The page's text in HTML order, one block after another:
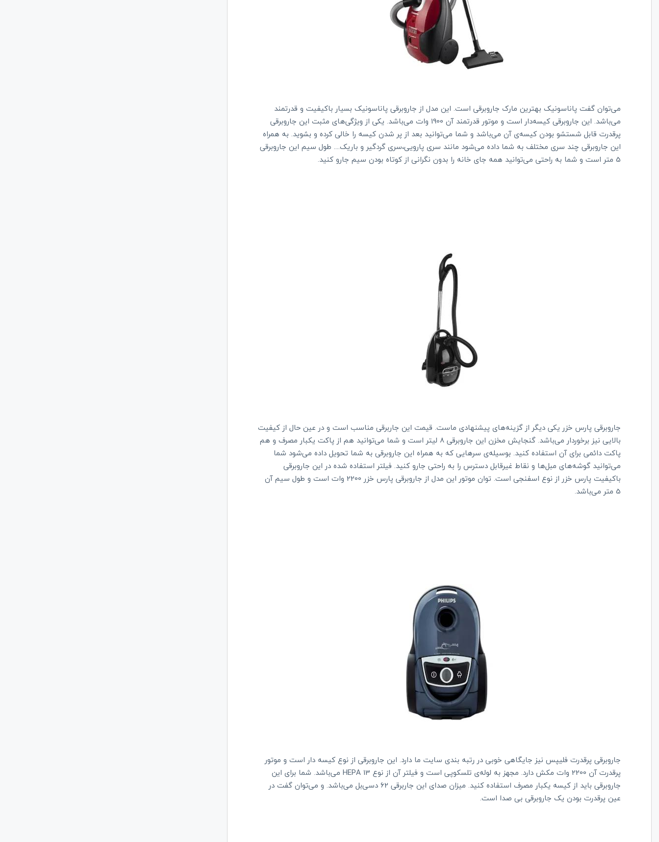
می‌توان گفت پاناسونیک بهترین مارک جاروبرقی است. این مدل از جاروبرقی پاناسونیک بسیار باکیفیت و قدرتمند
می‌باشد. این جاروبرقی کیسه‌دار است و موتور قدرتمند آن 1900 وات می‌باشد. یکی از ویژگی‌های مثبت این جاروبرقی
پرقدرت قابل شستشو بودن کیسه‌ی آن می‌باشد و شما می‌توانید بعد از پر شدن کیسه را خالی کرده و بشوید. به همراه
این جاروبرقی چند سری مختلف به شما داده می‌شود مانند سری پارویی،سری گردگیر و باریک.... طول سیم این جاروبرقی
5 متر است و شما به راحتی می‌توانید همه جای خانه را بدون نگرانی از کوتاه بودن سیم جارو کنید.
جاروبرقی پارس خزر یکی دیگر از گزینه‌های پیشنهادی ماست. قیمت این جاربرقی مناسب است و در عین حال از کیفیت
بالایی نیز برخوردار می‌باشد. گنجایش مخزن این جاروبرقی 8 لیتر است و شما می‌توانید هم از پاکت یکبار مصرف و هم
پاکت دائمی برای آن استفاده کنید. بوسیله‌ی سرهایی که به همراه این جاروبرقی به شما تحویل داده می‌شود شما
می‌توانید گوشه‌های مبل‌ها و نقاط غیرقابل دسترس را به راحتی جارو کنید. فیلتر استفاده شده در این جاروبرقی
باکیفیت پارس خزر از نوع اسفنجی است. توان موتور این مدل از جاروبرقی پارس خزر 2200 وات است و طول سیم آن
5 متر می‌باشد.
جاروبرقی پرقدرت فلیپس نیز جایگاهی خوبی در رتبه بندی سایت ما دارد. این جاروبرقی از نوع کیسه دار است و موتور
پرقدرت آن 2200 وات مکش دارد. مجهز به لوله‌ی تلسکوپی است و فیلتر آن از نوع HEPA 13 می‌باشد. شما برای این
جاروبرقی باید از کیسه یکبار مصرف استفاده کنید. میزان صدای این جاربرقی 62 دسی‌بل می‌باشد. و می‌توان گفت در
عین پرقدرت بودن یک جاروبرقی بی صدا است.